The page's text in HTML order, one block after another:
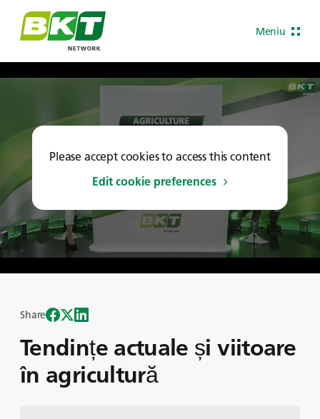
Meniu
Please accept cookies to access this content
Edit cookie preferences
Tendințe actuale și viitoare
în agricultură
Share